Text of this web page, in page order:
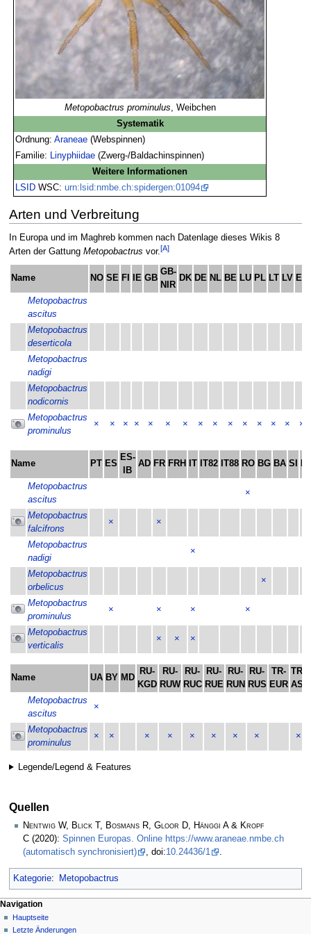
Metopobactrus prominulus , Weibchen
Systematik
Ordnung:Araneae (Webspinnen)
Familie:
Linyphiidae (Zwerg-/Baldachinspinnen)
Weitere Informationen
LSID WSC:urn:lsid:nmbe.ch:spidergen:01094
Arten und Verbreitung
In Europa und im Maghreb kommen nach Datenlage dieses Wikis 8
Arten der Gattung Metopobactrus vor.[A]
Name NO SE FI IE GB
GB-
NIR
DK DE NL BE LU PL LT LV EE
Metopobactrus
ascitus
Metopobactrus
deserticola
Metopobactrus
nadigi
Metopobactrus
nodicornis
Metopobactrus
prominulus
× × × × × × × × × × × × × × ×
Name PT ES
ES-
IB
AD FR FRH IT IT82 IT88 RO BG BA SI
Metopobactrus
ascitus
×
Metopobactrus
falcifrons
× ×
Metopobactrus
nadigi
×
Metopobactrus
orbelicus
×
Metopobactrus
prominulus
× × × ×
Metopobactrus
verticalis
× × ×
Name UA BY MD
RU-
KGD
RU-
RUW
RU-
RUC
RU-
RUE
RU-
RUN
RU-
RUS
TR-
EUR
TR-
ASI
Metopobactrus
ascitus
×
Metopobactrus
prominulus
× × × × × × × × ×
Legende/Legend & Features
Quellen
Nentwig W, Blick T, Bosmans R, Gloor D, Hänggi A & Kropf
C (2020): Spinnen Europas. Online https://www.araneae.nmbe.ch
(automatisch synchronisiert)
, doi:10.24436/1 .
Kategorie: Metopobactrus
Navigation
Hauptseite
Letzte Änderungen